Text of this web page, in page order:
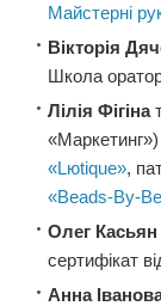
Майстерні
Вікторія
Школа
Лілія Фігіна
«Lюtique»,
«Beads-By-
Олег Касьян
сертифікат
Анна